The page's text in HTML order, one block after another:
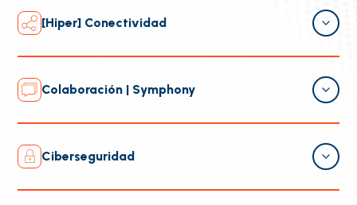
[Hiper] Conectividad
soluciones integrales que garantizan una red segura,
estable y eficiente. Nuestra infraestructura digital
permite conectar sedes, aplicaciones y usuarios con
alto desempeño y máxima disponibilidad
Colaboración | Symphony
operaciones de tu empresa con soluciones avanzadas
datos, garantizan el cumplimiento normativo y
Ciberseguridad